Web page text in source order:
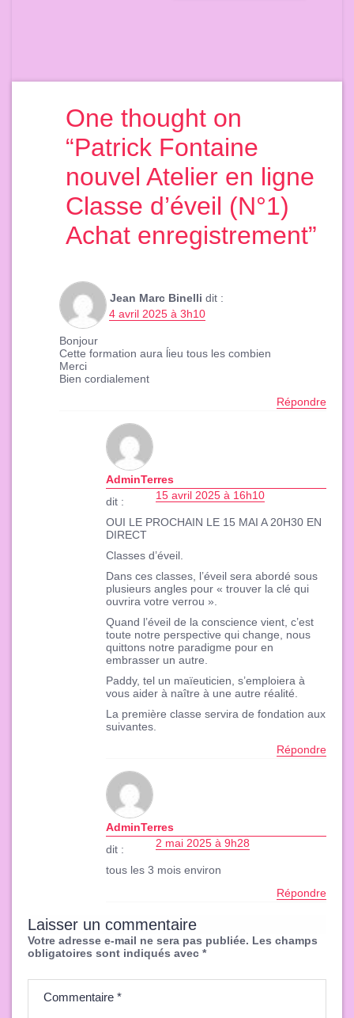
One thought on
“Patrick Fontaine
nouvel Atelier en ligne
Classe d’éveil (N°1)
Achat enregistrement”
Jean Marc Binelli dit :
4 avril 2025 à 3h10
Bonjour
Cette formation aura ĺieu tous les combien
Merci
Bien cordialement
Répondre
AdminTerres
dit :
15 avril 2025 à 16h10
OUI LE PROCHAIN LE 15 MAI A 20H30 EN
DIRECT
Classes d’éveil.
Dans ces classes, l’éveil sera abordé sous
plusieurs angles pour « trouver la clé qui
ouvrira votre verrou ».
Quand l’éveil de la conscience vient, c’est
toute notre perspective qui change, nous
quittons notre paradigme pour en
embrasser un autre.
Paddy, tel un maïeuticien, s’emploiera à
vous aider à naître à une autre réalité.
La première classe servira de fondation aux
suivantes.
Répondre
AdminTerres
dit :
2 mai 2025 à 9h28
tous les 3 mois environ
Répondre
Laisser un commentaire
Votre adresse e-mail ne sera pas publiée. Les champs
obligatoires sont indiqués avec *
Commentaire *